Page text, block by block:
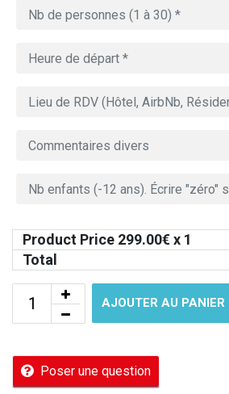
Product Price 299.00€ x 1
Total
AJOUTER AU PANIER
Poser une question